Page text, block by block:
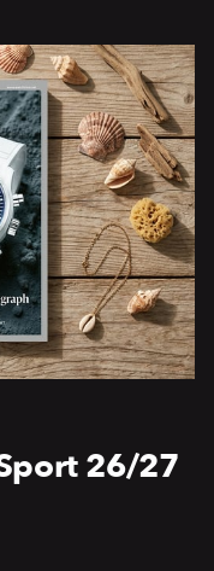
26/27